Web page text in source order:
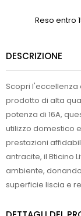
Reso entro
DESCRIZIONE
Scopri l'eccellenza
prodotto di alta
potenza di 16A,
utilizzo domestico
prestazioni
antracite, il Bticino
ambiente,
superficie liscia e